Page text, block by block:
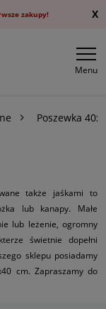
zakupy! X
Menu
Poszewka
także jaśkami to
lub kanapy. Małe
lub leżenie, ogromny
świetnie dopełni
sklepu posiadamy
cm. Zapraszamy do